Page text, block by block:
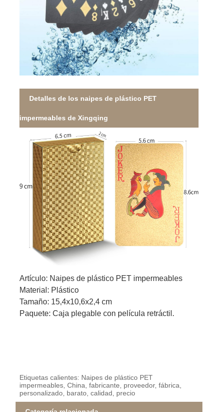
Detalles de los naipes de plástico PET
impermeables de Xingqing
Artículo: Naipes de plástico PET impermeables
Material: Plástico
Tamaño: 15,4x10,6x2,4 cm
Paquete: Caja plegable con película retráctil.
Etiquetas calientes: Naipes de plástico PET
impermeables, China, fabricante, proveedor, fábrica,
personalizado, barato, calidad, precio